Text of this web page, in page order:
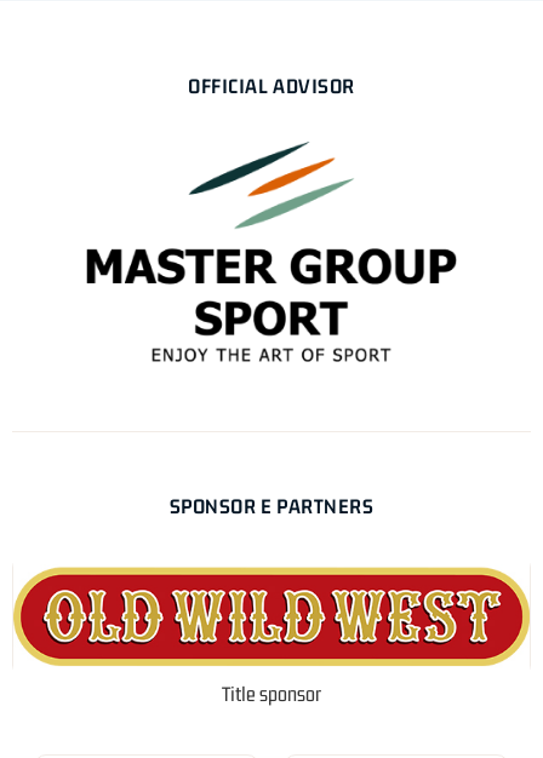
OFFICIAL ADVISOR
SPONSOR E PARTNERS
Title sponsor